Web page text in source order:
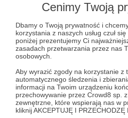
Cenimy Twoją
Dbamy o Twoją prywatność i
korzystania z naszych usług czuł
poniżej prezentujemy Ci
zasadach przetwarzania przez nas
osobowych.
Aby wyrazić zgody na korzystanie z
automatycznego śledzenia i
informacji na Twoim urządzeniu
przechowywanie przez Crowd8 sp.
zewnętrzne, które wspierają nas w
kliknij AKCEPTUJĘ I PRZECHODZĘ
prąd, internet, dyski twarde
początkowo skupialiśmy się
platformie Atari. Przy
rosnącym zapotrzebowaniu
filmy niskiej jakości w
dawaliśmy radę. Od kilku lat
takie jak pliki wideo, zdjęcia,
relacje wideo z praktycznie
której wiemy) dotyczącej
komputerowych - głównie